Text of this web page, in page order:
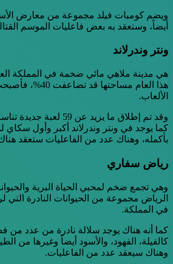
ويضم كومبات فيلد مجموعة من معارض
أيضاً، وستعقد به بعض فاعليات الموسم
ونتر وندرلاند
هي مدينة ملاهي مائي ضخمة في المملكة
هذا العام مساحتها
الألعاب.
وقد تم إطلاق ما يزيد عن
كما يوجد في ونتر وندرلاند أكبر وأول سكاي
بأكمله، وهناك عدد من الفاعليات ستعقد
رياض سفاري
وهي تجمع ضخم لمحبي الحياة البرية
الرياض مجموعة من الحيوانات النادرة التي
في المملكة.
كما أنه هناك يوجد سلالة نادرة من عدد من
كالفيلة، الفهود، والأسود أيضاً وغيرها من
وهناك سيعقد عدد من الفاعليات.